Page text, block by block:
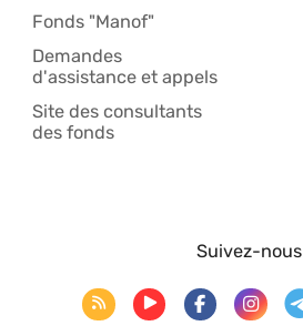
Fonds "Manof"
Demandes
d'assistance et appels
Site des consultants
des fonds
Suivez-nous